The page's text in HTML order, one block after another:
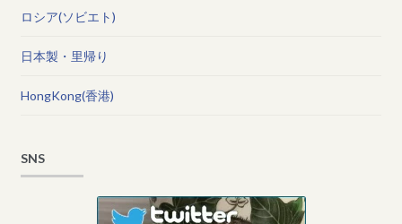
ロシア(ソビエト)
日本製・里帰り
HongKong(香港)
SNS